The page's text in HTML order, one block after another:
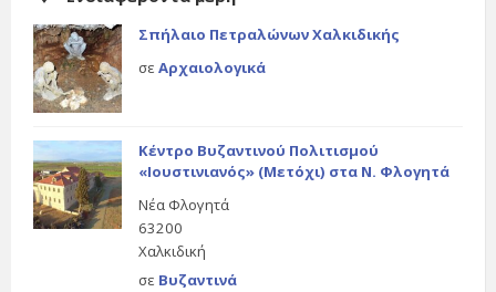
Σπήλαιο Πετραλώνων Χαλκιδικής
σε Αρχαιολογικά
Κέντρο Βυζαντινού Πολιτισμού
«Ιουστινιανός» (Μετόχι) στα Ν. Φλογητά
Νέα Φλογητά
63200
Χαλκιδική
σε Βυζαντινά